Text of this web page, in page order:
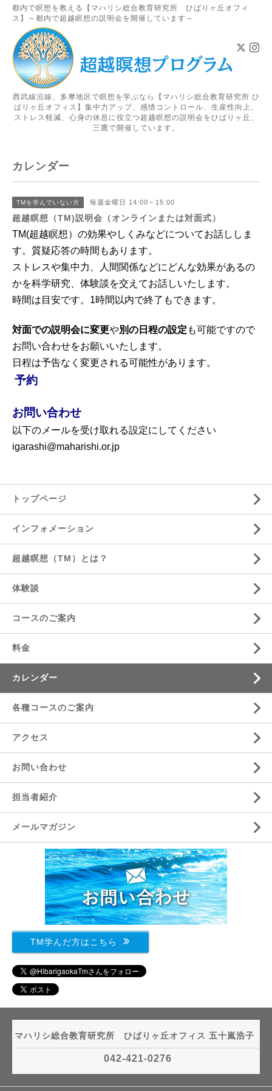
都内で瞑想を教える【マハリシ総合教育研究所 ひばりヶ丘オフィ
ス】～都内で超越瞑想の説明会を開催しています～
西武線沿線、多摩地区で瞑想を学ぶなら【マハリシ総合教育研究所 ひ
ばりヶ丘オフィス】集中力アップ、感情コントロール、生産性向上、
ストレス軽減、心身の休息に役立つ超越瞑想の説明会をひばりヶ丘、
三鷹で開催しています。
カレンダー
TMを学んでいない方 毎週金曜日 14:00～15:00
超越瞑想（TM)説明会（オンラインまたは対面式）
TM(超越瞑想）の効果やしくみなどについてお話ししま
す。 質疑応答の時間もあります。
ストレスや集中力、人間関係などにどんな効果があるの
かを科学研究、体験談を交えてお話しいたします。
時間は目安です。1時間以内で終了もできます。
対面での説明会に変更や別の日程の設定 も可能ですので
お問い合わせをお願いいたします。
日程は予告なく変更される可能性があります。
予約
お問い合わせ
以下のメールを受け取れる設定にしてください
igarashi@maharishi.or.jp
トップページ
インフォメーション
超越瞑想（TM）とは？
体験談
コースのご案内
料金
カレンダー
各種コースのご案内
アクセス
お問い合わせ
担当者紹介
メールマガジン
TM学んだ方はこちら
マハリシ総合教育研究所 ひばりヶ丘オフィス 五十嵐浩子
042-421-0276